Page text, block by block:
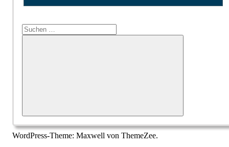
Suchen
nach:
Suchen
WordPress-Theme: Maxwell von ThemeZee.